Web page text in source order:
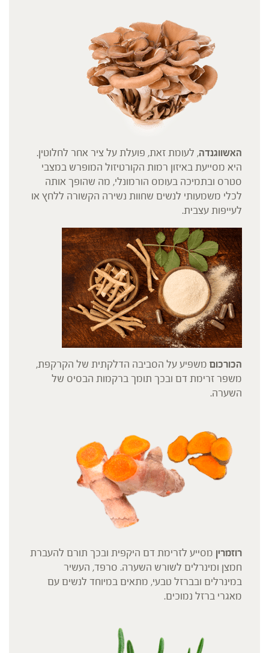
האשווגנדה, לעומת זאת, פועלת על ציר אחר לחלוטין.
היא מסייעת באיזון רמות הקורטיזול המופרש במצבי
סטרס ובתמיכה בעומס הורמונלי, מה שהופך אותה
לכלי משמעותי לנשים שחוות נשירה הקשורה ללחץ או
לעייפות עצבית.
הכורכום משפיע על הסביבה הדלקתית של הקרקפת,
משפר זרימת דם ובכך תומך ברקמות הבסיס של
השערה.
רוזמרין מסייע לזרימת דם היקפית ובכך תורם להעברת
חמצן ומינרלים לשורש השערה. סרפד, העשיר
במינרלים ובברזל טבעי, מתאים במיוחד לנשים עם
מאגרי ברזל נמוכים.